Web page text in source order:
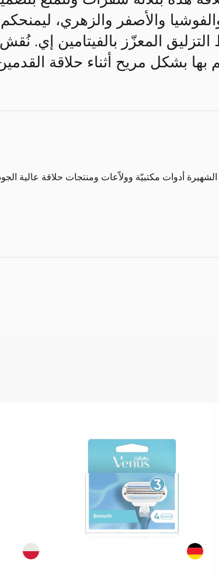
والأصفر والزهري، ليمنحكم
المعزّز بالفيتامين إي.
بها بشكل مريح أثناء حلاقة
أدوات مكتبيّة وولاّعات ومنتجات حلاقة عالية الجودة